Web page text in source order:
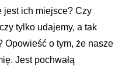
jest ich miejsce? Czy
tylko udajemy, a tak
Opowieść o tym, że nasze
Jest pochwałą